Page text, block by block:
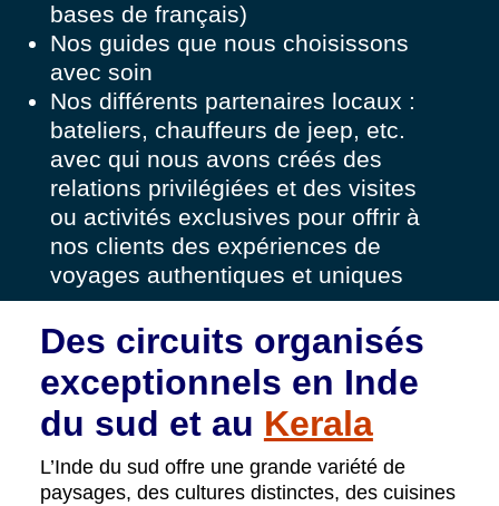
bases de français)
Nos guides que nous choisissons
avec soin
Nos différents partenaires locaux :
bateliers, chauffeurs de jeep, etc.
avec qui nous avons créés des
relations privilégiées et des visites
ou activités exclusives pour offrir à
nos clients des expériences de
voyages authentiques et uniques
Des circuits organisés
exceptionnels en Inde
du sud et au Kerala
L’Inde du sud offre une grande variété de
paysages, des cultures distinctes, des cuisines